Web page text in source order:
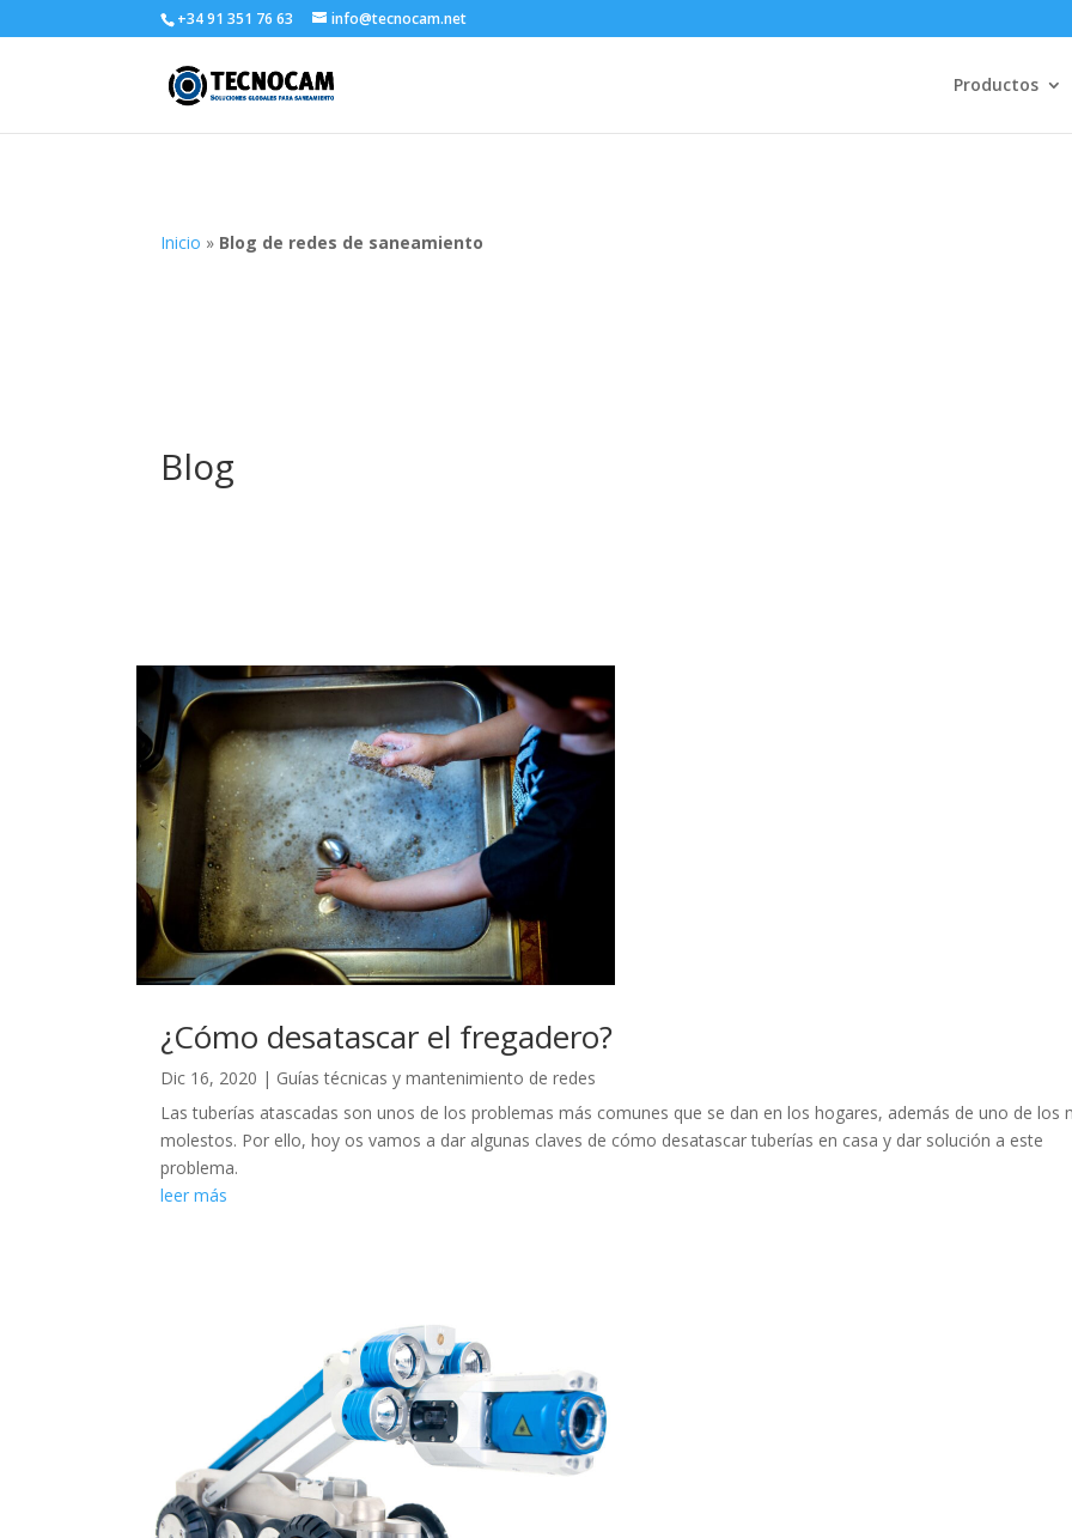
+34 91 351 76 63 info@tecnocam.net
Productos
Inicio » Blog de redes de saneamiento
Blog
¿Cómo desatascar el fregadero?
Dic 16, 2020 | Guías técnicas y mantenimiento de redes
Las tuberías atascadas son unos de los problemas más comunes que se dan en los hogares, además de uno de los
molestos. Por ello, hoy os vamos a dar algunas claves de cómo desatascar tuberías en casa y dar solución a este
problema.
leer más